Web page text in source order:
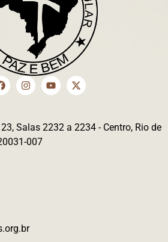
Salas 2232 a 2234 - Centro, Rio de
007